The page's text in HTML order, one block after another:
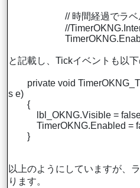
// 時間経過でラベル
//TimerOKNG.Interval
と記載し、Tickイベントも以
private void
s e)
{
lbl_OKNG.Visible =
TimerOKNG.Enabled =
}
以上のようにしていますが、
ります。